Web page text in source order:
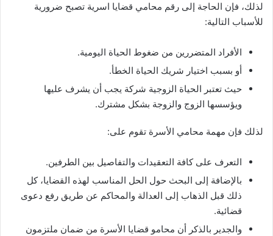
لذلك، فإن الحاجة إلى رقم محامي قضايا اسرية تصبح ضرورية
للأسباب التالية:
الأفراد المتضررين من ضغوط الحياة اليومية.
أو بسبب اختيار شريك الحياة الخطأ.
حيث تعتبر الحياة الزوجية شركة يجب أن يشرف عليها
ويؤسسها الزوج والزوجة بشكل مشترك.
لذلك فإن مهمة محامي الأسرة تقوم على:
التعرف على كافة التعقيدات والتفاصيل بين الطرفين.
بالإضافة إلى البحث حول الحل المناسب لهذه القضايا، كل
ذلك قبل الذهاب إلى العدالة والمحاكم عن طريق رفع دعوى
قضائية.
والجدير بالذكر أن محامو قضايا الأسرة من ضمان ملتزمون